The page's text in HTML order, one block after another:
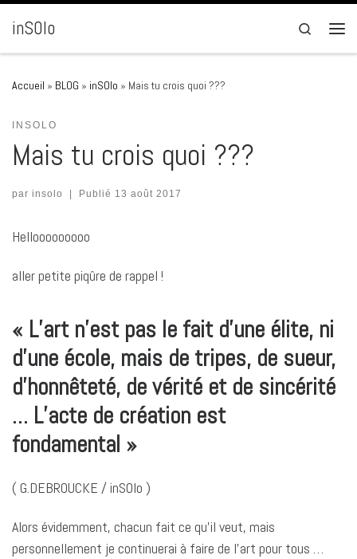
Passer au contenu
inSOlo
Search
Accueil » BLOG » inSOlo » Mais tu crois quoi ???
INSOLO
Mais tu crois quoi ???
par insolo | Publié 13 août 2017
Hellooooooooo
aller petite piqûre de rappel !
« L’art n’est pas le fait d’une élite, ni
d’une école, mais de tripes, de sueur,
d’honnêteté, de vérité et de sincérité
… L’acte de création est
fondamental »
( G.DEBROUCKE / inSOlo )
Alors évidemment, chacun fait ce qu’il veut, mais
personnellement je continuerai à faire de l’art pour tous …